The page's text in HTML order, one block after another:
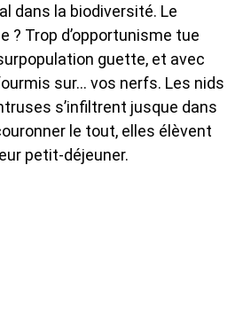
dans la biodiversité. Le
? Trop d’opportunisme tue
guette, et avec
sur… vos nerfs. Les nids
s’infiltrent jusque dans
le tout, elles élèvent
petit-déjeuner.